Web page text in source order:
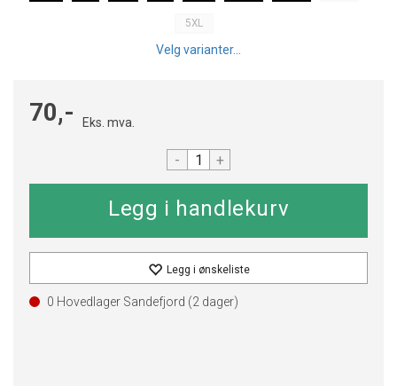
5XL
Velg varianter...
Eks. mva.
70,-
- +
Legg i ønskeliste
0 Hovedlager Sandefjord (2 dager)